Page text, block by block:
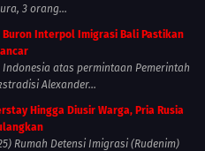
3 orang...
Buron Interpol Imigrasi Bali Pastikan
Indonesia atas permintaan Pemerintah
Alexander...
Hingga Diusir Warga, Pria Rusia
Rumah Detensi Imigrasi (Rudenim)